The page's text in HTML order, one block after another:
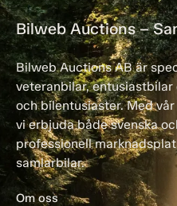
Bilweb Auctions –
Bilweb Auctions AB är
veteranbilar,
och bilentusiaster. Med
vi erbjuda både svenska
professionell
samlarbilar.
Om oss